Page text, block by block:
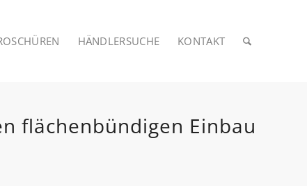
HÄNDLERSUCHE KONTAKT
flächenbündigen Einbau